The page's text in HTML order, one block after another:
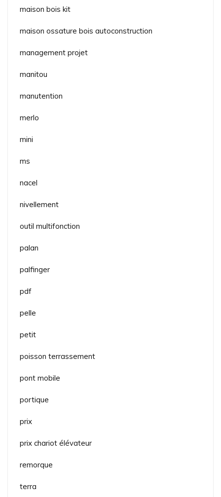
maison bois kit
maison ossature bois autoconstruction
management projet
manitou
manutention
merlo
mini
ms
nacel
nivellement
outil multifonction
palan
palfinger
pdf
pelle
petit
poisson terrassement
pont mobile
portique
prix
prix chariot élévateur
remorque
terra